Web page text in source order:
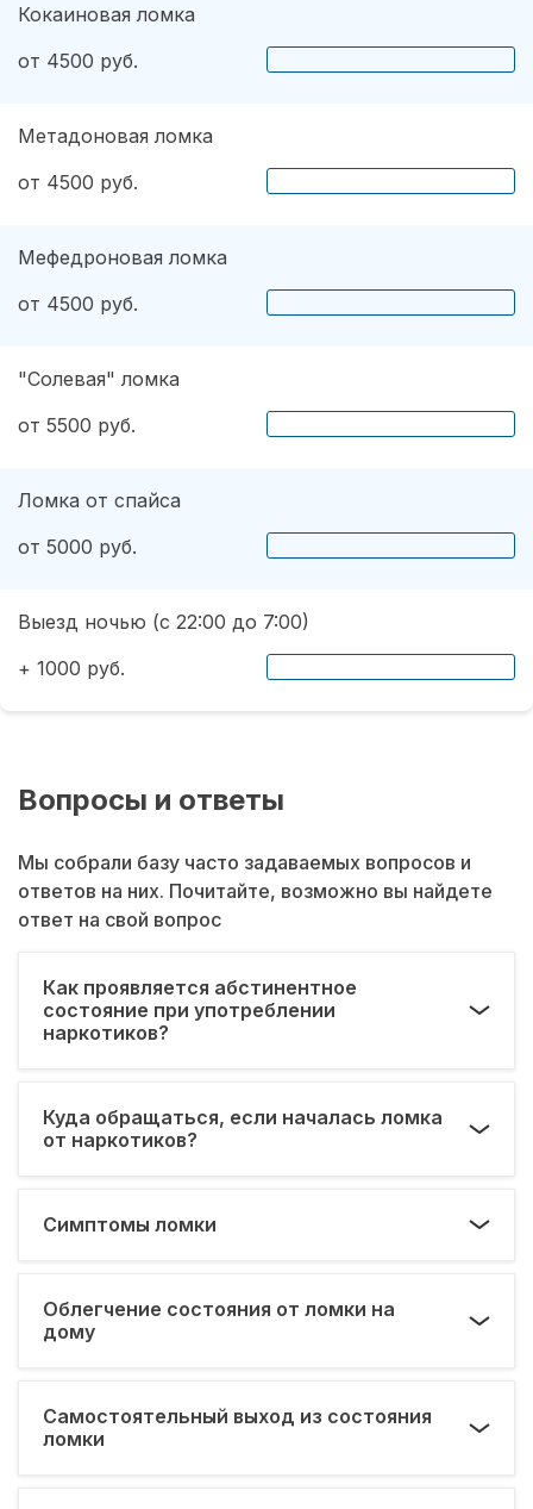
Кокаиновая ломка
от 4500 руб.
Метадоновая ломка
от 4500 руб.
Мефедроновая ломка
от 4500 руб.
"Солевая" ломка
от 5500 руб.
Ломка от спайса
от 5000 руб.
Выезд ночью (с 22:00 до 7:00)
+ 1000 руб.
Вопросы и ответы
Мы собрали базу часто задаваемых вопросов и
ответов на них. Почитайте, возможно вы найдете
ответ на свой вопрос
Как проявляется абстинентное
состояние при употреблении
наркотиков?
Куда обращаться, если началась ломка
от наркотиков?
Симптомы ломки
Облегчение состояния от ломки на
дому
Самостоятельный выход из состояния
ломки